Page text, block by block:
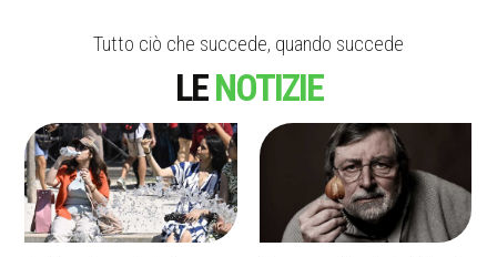
Tutto ciò che succede, quando succede
LENOTIZIE